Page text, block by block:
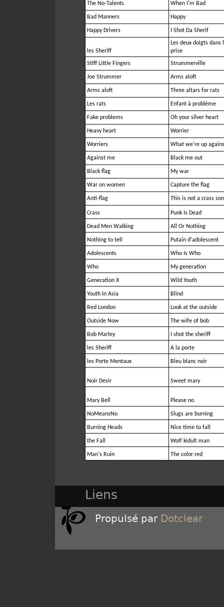
The No-Talents When I'm Bad
Bad Manners Happy
Happy Drivers I Shot Da Sherif
les Sheriff
Les deux doigts dans
prise
Stiff Little Fingers Strummerville
Joe Strummer Arms aloft
Arms aloft Three altars for rats
Les rats Enfant à problème
Fake problems Oh your silver heart
Heavy heart Worrier
Worriers What we’re up
Against me Black me out
Black flag My war
War on women Capture the flag
Anti-flag This is not a crass
Crass Punk Is Dead
Dead Men Walking All Or Nothing
Nothing to tell Putain d'adolescent
Adolescents Who Is Who
Who My generation
Generation X Wild Youth
Youth In Asia Blind
Red London Look at the outside
Outside Now The wife of bob
Bob Marley I shot the sheriff
les Sheriff A la porte
les Porte Mentaux Bleu blanc noir
Noir Desir Sweet mary
Mary Bell Please no
NoMeansNo Slugs are burning
Burning Heads Nice time to fall
the Fall Wolf kidult man
Man's Ruin The color red
Liens
Propulsé par Dotclear